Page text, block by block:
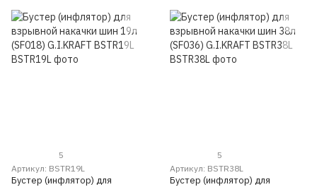
5
Артикул: BSTR19L
Бустер (инфлятор) для
5
Артикул: BSTR38L
Бустер (инфлятор) для